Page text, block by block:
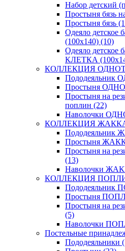
Набор детский
Простыня бязь
Простыня бязь
Одеяло детское
(100х140) (10)
Одеяло детское
КЛЕТКА
КОЛЛЕКЦИЯ
Пододеяльник
Простыня
Простыня на
поплин (22)
Наволочки
КОЛЛЕКЦИЯ
Пододеяльник
Простыня
Простыня на
(13)
Наволочки
КОЛЛЕКЦИЯ
Простыня
Простыня на
(5)
Наволочки
Постельные
Пододеяльники